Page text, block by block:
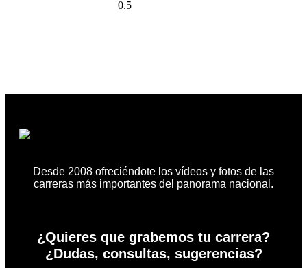
Desde 2008 ofreciéndote los vídeos y fotos de las
carreras más importantes del panorama nacional.
¿Quieres que grabemos tu carrera?
¿Dudas, consultas, sugerencias?